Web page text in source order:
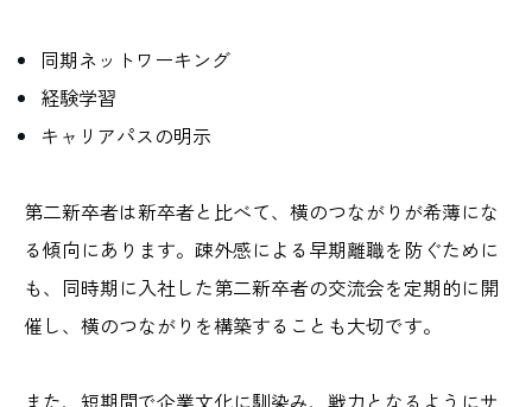
同期ネットワーキング
経験学習
キャリアパスの明示
第二新卒者は新卒者と比べて、横のつながりが希薄にな
る傾向にあります。疎外感による早期離職を防ぐために
も、同時期に入社した第二新卒者の交流会を定期的に開
催し、横のつながりを構築することも大切です。